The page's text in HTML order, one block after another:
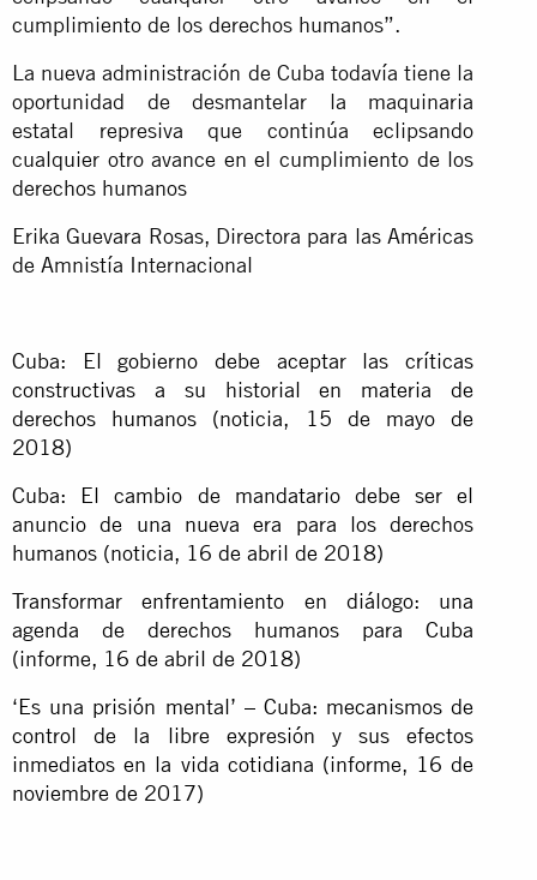
cumplimiento de los derechos humanos”.
La nueva administración de Cuba todavía tiene la
oportunidad de desmantelar la maquinaria
estatal represiva que continúa eclipsando
cualquier otro avance en el cumplimiento de los
derechos humanos
Erika Guevara Rosas, Directora para las Américas
de Amnistía Internacional
Cuba: El gobierno debe aceptar las críticas
constructivas a su historial en materia de
derechos humanos (noticia, 15 de mayo de
2018)
Cuba: El cambio de mandatario debe ser el
anuncio de una nueva era para los derechos
humanos (noticia, 16 de abril de 2018)
Transformar enfrentamiento en diálogo: una
agenda de derechos humanos para Cuba
(informe, 16 de abril de 2018)
‘Es una prisión mental’ – Cuba: mecanismos de
control de la libre expresión y sus efectos
inmediatos en la vida cotidiana (informe, 16 de
noviembre de 2017)